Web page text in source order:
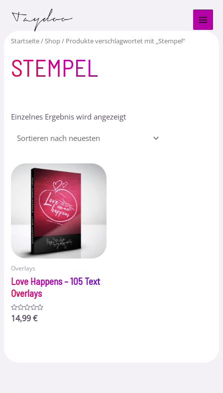
Inhalt
Startseite/Shop/ Produkte verschlagwortet mit „Stempel“
STEMPEL
Einzelnes Ergebnis wird angezeigt
Overlays
Love Happens – 105 Text
Overlays
Bewertet
mit
14,99€